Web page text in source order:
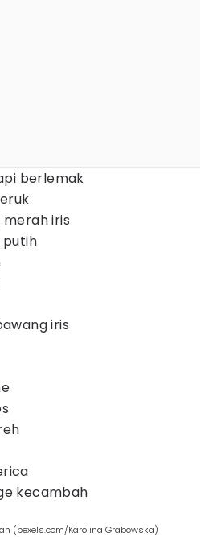
berlemak
merah iris
putih
iris
kecambah
(pexels.com/Karolina Grabowska)